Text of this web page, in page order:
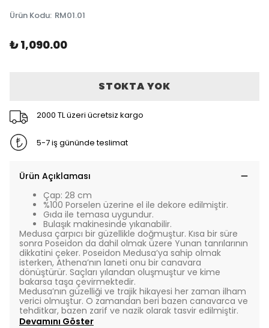
Ürün Kodu: RM01.01
₺ 1,090.00
STOKTA YOK
2000 TL üzeri ücretsiz kargo
5-7 iş gününde teslimat
Ürün Açıklaması
Çap: 28 cm
%100 Porselen üzerine el ile dekore edilmiştir.
Gıda ile temasa uygundur.
Bulaşık makinesinde yıkanabilir.
Medusa çarpıcı bir güzellikle doğmuştur. Kısa bir süre
sonra Poseidon da dahil olmak üzere Yunan tanrılarının
dikkatini çeker. Poseidon Medusa’ya sahip olmak
isterken, Athena’nın laneti onu bir canavara
dönüştürür. Saçları yılandan oluşmuştur ve kime
bakarsa taşa çevirmektedir.
Medusa’nın güzelliği ve trajik hikayesi her zaman ilham
verici olmuştur. O zamandan beri bazen canavarca ve
tehditkar, bazen zarif ve nazik olarak tasvir edilmiştir.
Devamını Göster